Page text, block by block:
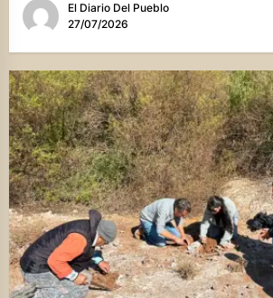
El Diario Del Pueblo
27/07/2026